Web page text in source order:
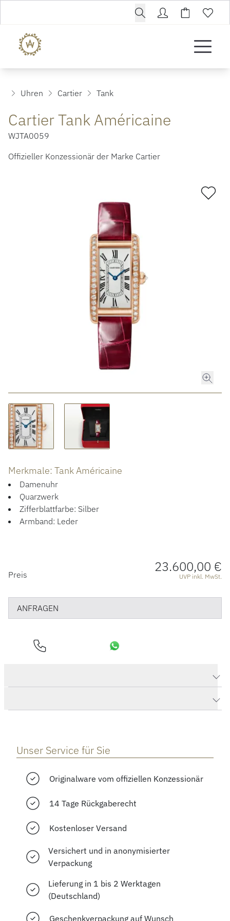
ROLEX CERTIFIED PRE-OWNED
LUXURY DEALS
HOCHZEIT
ACCESSOIRES
Uhren Cartier Tank
Cartier Tank Américaine
WJTA0059
Offizieller Konzessionär der Marke Cartier
Merkmale: Tank Américaine
Damenuhr
Quarzwerk
Zifferblattfarbe: Silber
Armband: Leder
PREISINFORMATIONEN
Preis 23.600,00 €
UVP inkl. MwSt.
ANFRAGEN
Unser Service für Sie
Originalware vom offiziellen Konzessionär
14 Tage Rückgaberecht
Kostenloser Versand
Versichert und in anonymisierter
Verpackung
Lieferung in 1 bis 2 Werktagen
(Deutschland)
Geschenkverpackung auf Wunsch